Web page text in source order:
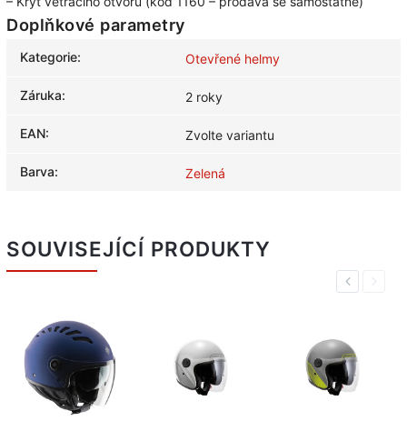
Doplňkové parametry
Kategorie: Otevřené helmy
Záruka: 2 roky
EAN: Zvolte variantu
Barva: Zelená
SOUVISEJÍCÍ PRODUKTY
PreviousNext